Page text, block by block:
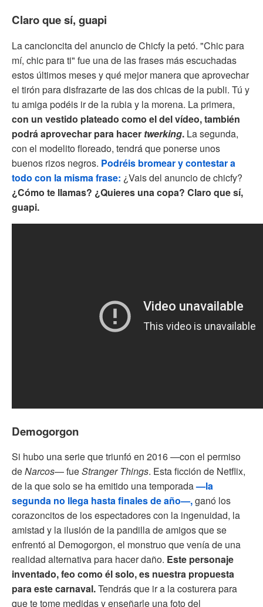
Claro que sí, guapi
La cancioncita del anuncio de Chicfy la petó. "Chic para
mí, chic para ti" fue una de las frases más escuchadas
estos últimos meses y qué mejor manera que aprovechar
el tirón para disfrazarte de las dos chicas de la publi. Tú y
tu amiga podéis ir de la rubia y la morena. La primera,
con un vestido plateado como el del vídeo, también
podrá aprovechar para hacer twerking. La segunda,
con el modelito floreado, tendrá que ponerse unos
buenos rizos negros. Podréis bromear y contestar a
todo con la misma frase: ¿Vais del anuncio de chicfy?
¿Cómo te llamas? ¿Quieres una copa? Claro que sí,
guapi.
Demogorgon
Si hubo una serie que triunfó en 2016 —con el permiso
deNarcos— fueStranger Things. Esta ficción de Netflix,
de la que solo se ha emitido una temporada—la
segunda no llega hasta finales de año—,ganó los
corazoncitos de los espectadores con la ingenuidad, la
amistad y la ilusión de la pandilla de amigos que se
enfrentó al Demogorgon, el monstruo que venía de una
realidad alternativa para hacer daño. Este personaje
inventado, feo como él solo, es nuestra propuesta
para este carnaval.Tendrás que ir a la costurera para
que te tome medidas y enseñarle una foto del